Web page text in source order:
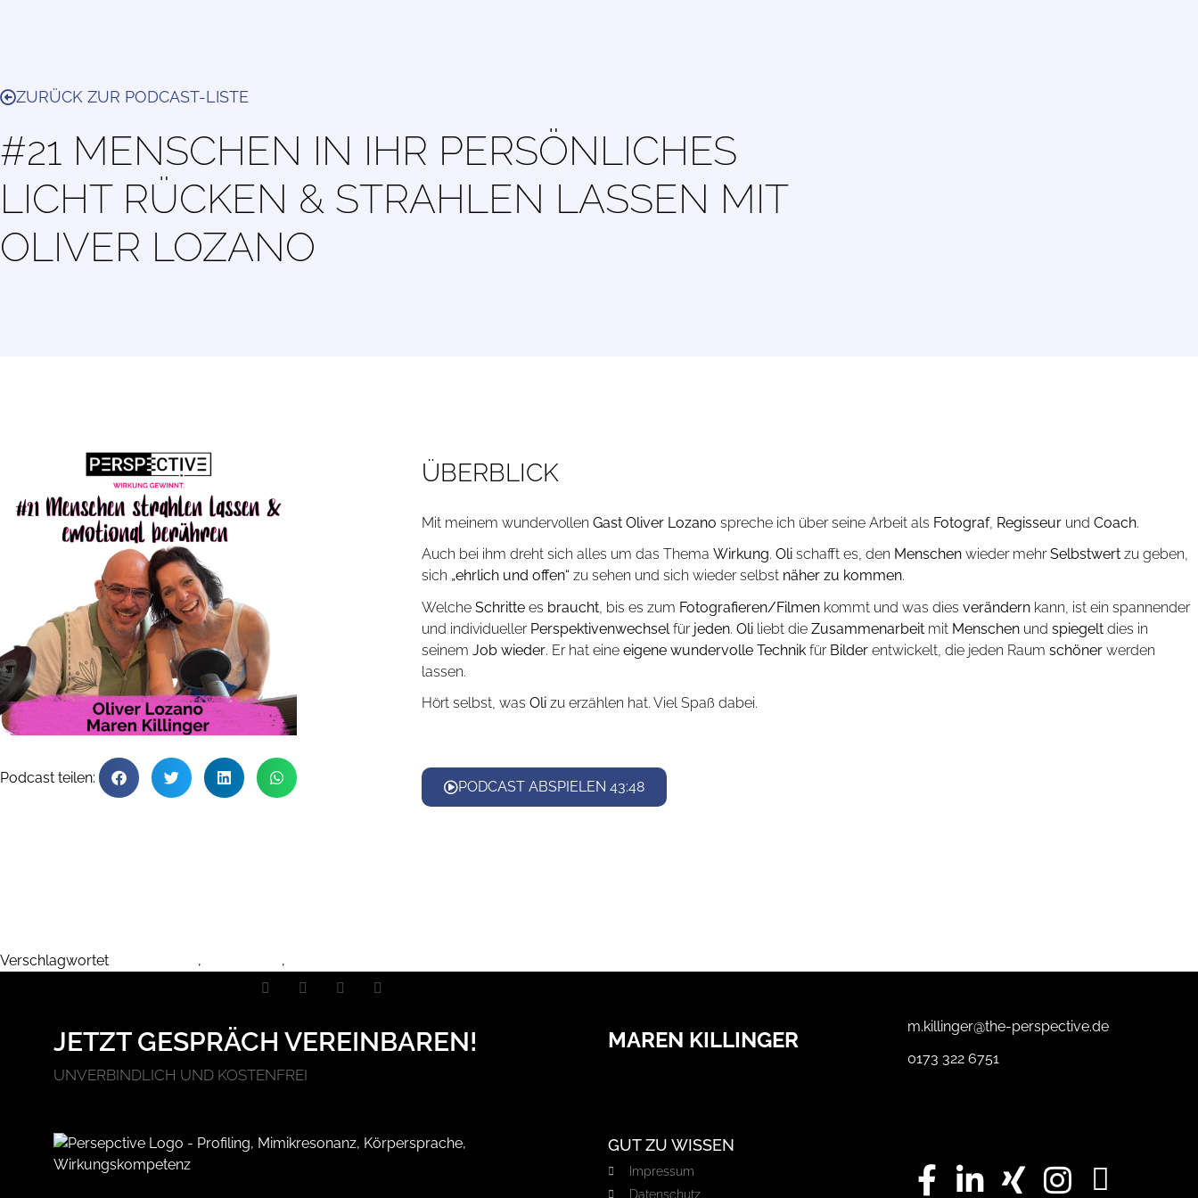
ZURÜCK ZUR PODCAST-LISTE
#21 MENSCHEN IN IHR PERSÖNLICHES
LICHT RÜCKEN & STRAHLEN LASSEN MIT
OLIVER LOZANO
Podcast teilen:
ÜBERBLICK
Mit meinem wundervollenGast Oliver Lozano spreche ich über seine Arbeit als Fotograf, Regisseur undCoach.
Auch bei ihm dreht sich alles um das ThemaWirkung.Oli schafft es, den Menschen wieder mehrSelbstwert zu geben,
sich „ehrlich und offen“ zu sehen und sich wieder selbst näher zu kommen.
WelcheSchritte es braucht , bis es zum Fotografieren/Filmen kommt und was diesverändern kann, ist ein spannender
und individueller Perspektivenwechsel für jeden.Oli liebt dieZusammenarbeit mit Menschen undspiegelt dies in
seinemJob wieder. Er hat eineeigene wundervolle Technik für Bilder entwickelt, die jeden Raumschöner werden
lassen.
Hört selbst, wasOli zu erzählen hat. Viel Spaß dabei.
PODCAST ABSPIELEN 43:48
Verschlagwortet , ,
JETZT GESPRÄCH VEREINBAREN!
UNVERBINDLICH UND KOSTENFREI
MAREN KILLINGER
m.killinger@the-perspective.de
0173 322 6751
GUT ZU WISSEN
Impressum
Datenschutz